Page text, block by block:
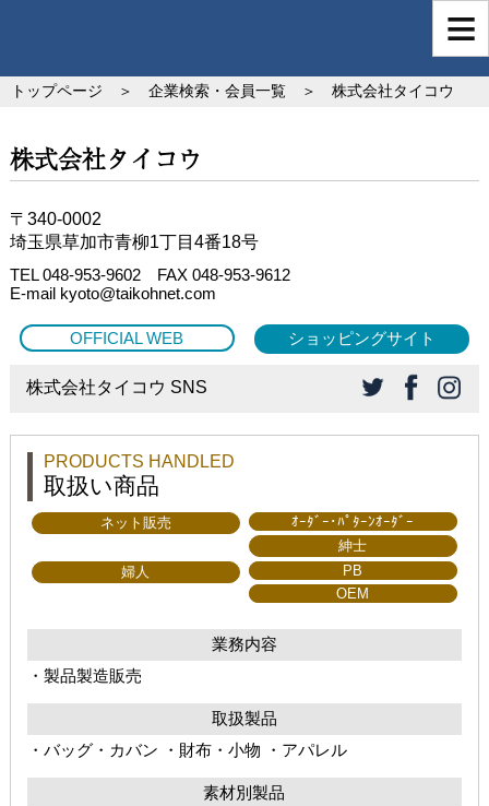
トップページ ＞ 企業検索・会員一覧 ＞ 株式会社タイコウ
株式会社タイコウ
〒340-0002
埼玉県草加市青柳1丁目4番18号
TEL 048-953-9602 FAX 048-953-9612
E-mail kyoto@taikohnet.com
OFFICIAL WEB ショッピングサイト
株式会社タイコウ SNS
PRODUCTS HANDLED
取扱い商品
ネット販売
ｵｰﾀﾞｰ･ﾊﾟﾀｰﾝｵｰﾀﾞｰ
紳士
婦人
PB
OEM
業務内容
・製品製造販売
取扱製品
・バッグ・カバン ・財布・小物 ・アパレル
素材別製品